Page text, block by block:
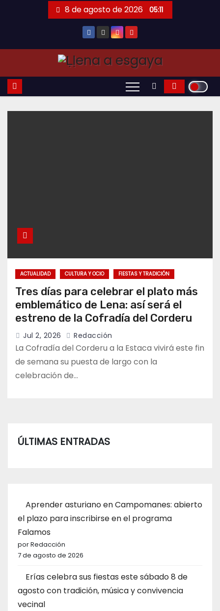
8 de agosto de 2026 05:11
ACTUALIDAD CULTURA Y OCIO FIESTAS Y TRADICIÓN
Tres días para celebrar el plato más
emblemático de Lena: así será el
estreno de la Cofradía del Corderu
Jul 2, 2026 Redacción
La Cofradía del Corderu a la Estaca vivirá este fin
de semana su puesta de largo con la
celebración de…
ÚLTIMAS ENTRADAS
Aprender asturiano en Campomanes: abierto
el plazo para inscribirse en el programa
Falamos
por Redacción
7 de agosto de 2026
Erías celebra sus fiestas este sábado 8 de
agosto con tradición, música y convivencia
vecinal